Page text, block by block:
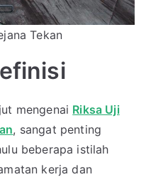
Tekan
mengenai Riksa Uji
, sangat penting
beberapa istilah
kerja dan